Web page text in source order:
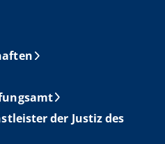
der Justiz des